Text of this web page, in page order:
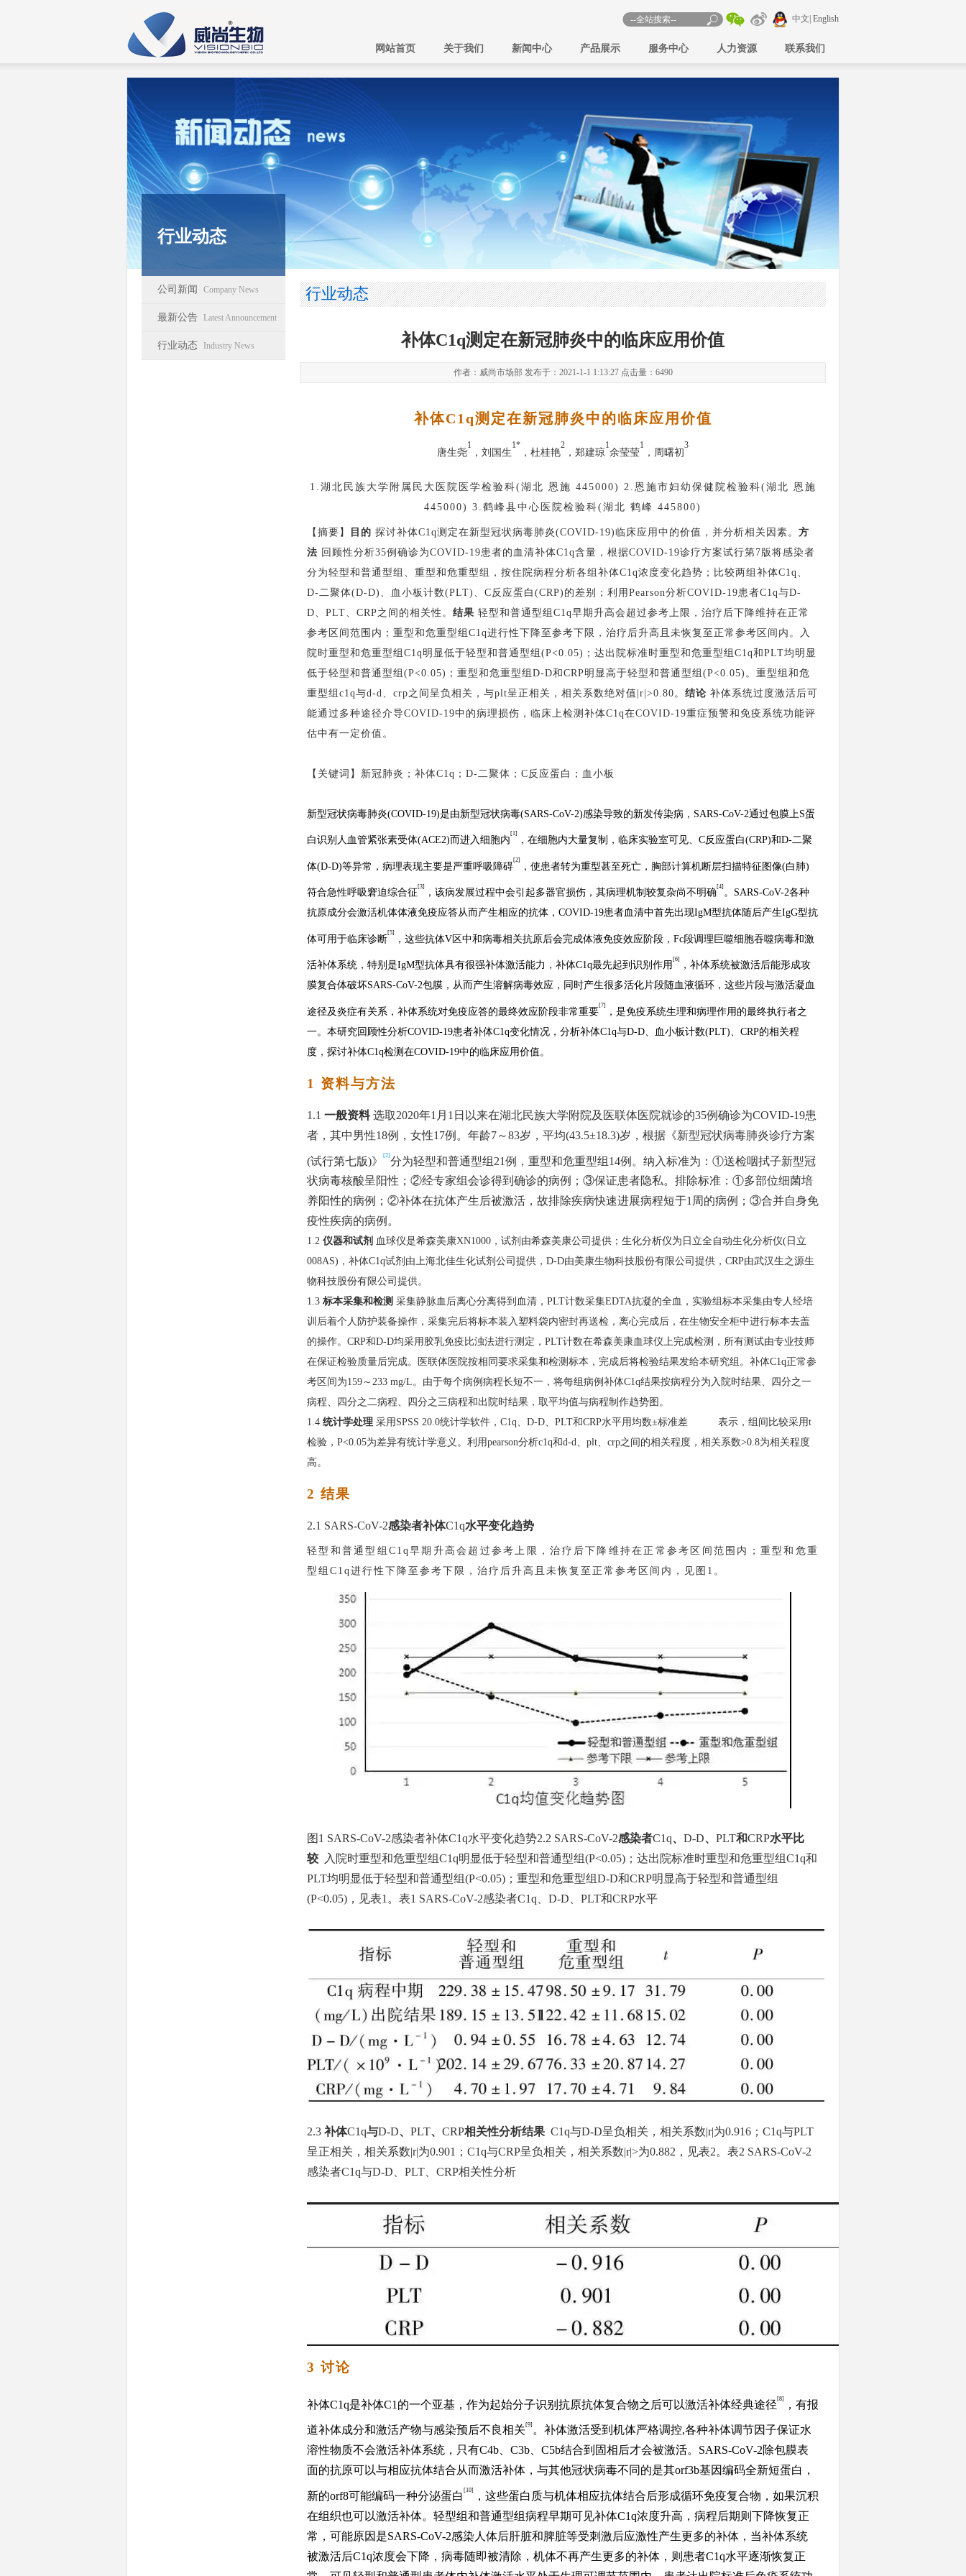
中文 | English
网站首页 关于我们 新闻中心 产品展示 服务中心 人力资源 联系我们
行业动态
公司新闻 Company News
最新公告 Latest Announcement
行业动态 Industry News
行业动态
补体C1q测定在新冠肺炎中的临床应用价值
作者：威尚市场部 发布于：2021-1-1 1:13:27 点击量： 6490
补体C1q测定在新冠肺炎中的临床应用价值
唐生尧
1
，刘国生
1*
，杜桂艳
2
，郑建琼
1
余莹莹
1
，周曙初
3
1.湖北民族大学附属民大医院医学检验科(湖北 恩施 445000) 2.恩施市妇幼保健院检验科(湖北 恩施
445000) 3.鹤峰县中心医院检验科(湖北 鹤峰 445800)
【摘要】 目的 探讨补体C1q测定在新型冠状病毒肺炎(COVID-19)临床应用中的价值，并分析相关因素。 方
法 回顾性分析35例确诊为COVID-19患者的血清补体C1q含量，根据COVID-19诊疗方案试行第7版将感染者
分为轻型和普通型组、重型和危重型组，按住院病程分析各组补体C1q浓度变化趋势；比较两组补体C1q、
D-二聚体(D-D)、血小板计数(PLT)、C反应蛋白(CRP)的差别；利用Pearson分析COVID-19患者C1q与D-
D、PLT、CRP之间的相关性。 结果 轻型和普通型组C1q早期升高会超过参考上限，治疗后下降维持在正常
参考区间范围内；重型和危重型组C1q进行性下降至参考下限，治疗后升高且未恢复至正常参考区间内。入
院时重型和危重型组C1q明显低于轻型和普通型组(P<0.05)；达出院标准时重型和危重型组C1q和PLT均明显
低于轻型和普通型组(P<0.05)；重型和危重型组D-D和CRP明显高于轻型和普通型组(P<0.05)。重型组和危
重型组c1q与d-d、crp之间呈负相关，与plt呈正相关，相关系数绝对值|r|>0.80。 结论 补体系统过度激活后可
能通过多种途径介导COVID-19中的病理损伤，临床上检测补体C1q在COVID-19重症预警和免疫系统功能评
估中有一定价值。
【关键词】新冠肺炎；补体C1q；D-二聚体；C反应蛋白；血小板
新型冠状病毒肺炎(COVID-19)是由新型冠状病毒(SARS-CoV-2)感染导致的新发传染病，SARS-CoV-2通过包膜上S蛋
白识别人血管紧张素受体(ACE2)而进入细胞内
[1]
，在细胞内大量复制，临床实验室可见、 C反应蛋白(CRP)和D-二聚
体(D-D)等异常，病理表现主要是严重呼吸障碍
[2]
，使患者转为重型甚至死亡，胸部计算机断层扫描特征图像(白肺)
符合急性呼吸窘迫综合征
[3]
，该病发展过程中会引起多器官损伤，其病理机制较复杂尚不明确
[4]
。 SARS-CoV-2各种
抗原成分会激活机体体液免疫应答从而产生相应的抗体，COVID-19患者血清中首先出现IgM型抗体随后产生IgG型抗
体可用于临床诊断
[5]
，这些抗体V区中和病毒相关抗原后会完成体液免疫效应阶段，Fc段调理巨噬细胞吞噬病毒和激
活补体系统，特别是IgM型抗体具有很强补体激活能力，补体C1q最先起到识别作用
[6]
，补体系统被激活后能形成攻
膜复合体破坏SARS-CoV-2包膜，从而产生溶解病毒效应，同时产生很多活化片段随血液循环，这些片段与激活凝血
途径及炎症有关系，补体系统对免疫应答的最终效应阶段非常重要
[7]
，是免疫系统生理和病理作用的最终执行者之
一。本研究回顾性分析COVID-19患者补体C1q变化情况，分析补体C1q与D-D、血小板计数(PLT)、CRP的相关程
度，探讨补体C1q检测在COVID-19中的临床应用价值。
1 资料与方法
1.1 一般资料 选取2020年1月1日以来在湖北民族大学附院及医联体医院就诊的35例确诊为COVID-19患
者，其中男性18例，女性17例。年龄7～83岁，平均(43.5±18.3)岁，根据《新型冠状病毒肺炎诊疗方案
(试行第七版)》 [2]分为轻型和普通型组21例，重型和危重型组14例。纳入标准为：①送检咽拭子新型冠
状病毒核酸呈阳性；②经专家组会诊得到确诊的病例；③保证患者隐私。排除标准：①多部位细菌培
养阳性的病例；②补体在抗体产生后被激活，故排除疾病快速进展病程短于1周的病例；③合并自身免
疫性疾病的病例。
1.2 仪器和试剂 血球仪是希森美康XN1000，试剂由希森美康公司提供；生化分析仪为日立全自动生化分析仪(日立
008AS)，补体C1q试剂由上海北佳生化试剂公司提供，D-D由美康生物科技股份有限公司提供，CRP由武汉生之源生
物科技股份有限公司提供。
1.3 标本采集和检测 采集静脉血后离心分离得到血清，PLT计数采集EDTA抗凝的全血，实验组标本采集由专人经培
训后着个人防护装备操作，采集完后将标本装入塑料袋内密封再送检，离心完成后，在生物安全柜中进行标本去盖
的操作。CRP和D-D均采用胶乳免疫比浊法进行测定，PLT计数在希森美康血球仪上完成检测，所有测试由专业技师
在保证检验质量后完成。医联体医院按相同要求采集和检测标本，完成后将检验结果发给本研究组。补体C1q正常参
考区间为159～233 mg/L。由于每个病例病程长短不一，将每组病例补体C1q结果按病程分为入院时结果、四分之一
病程、四分之二病程、四分之三病程和出院时结果，取平均值与病程制作趋势图。
1.4 统计学处理 采用SPSS 20.0统计学软件，C1q、D-D、PLT和CRP水平用均数±标准差 表示，组间比较采用t
检验， P<0.05为差异有统计学意义。利用pearson分析c1q和d-d、plt、crp之间的相关程度，相关系数>0.8为相关程度
高。
2 结果
2.1 SARS-CoV-2感染者补体C1q水平变化趋势
轻型和普通型组 C1q早期升高会超过参考上限，治疗后下降维持在正常参考区间范围内；重型和危重
型组C1q进行性下降至参考下限，治疗后升高且未恢复至正常参考区间内，见图1。
图 1 SARS-CoV-2感染者补体C1q水平变化趋势2.2 SARS-CoV-2感染者C1q、 D-D、 PLT和CRP水平比
较
入院时重型和危重型组C1q明显低于轻型和普通型组(P<0.05)；达出院标准时重型和危重型组C1q和
PLT均明显低于轻型和普通型组(P<0.05)；重型和危重型组D-D和CRP明显高于轻型和普通型组
(P<0.05)，见表1。表1 SARS-CoV-2感染者C1q、D-D、PLT和CRP水平
2.3 补体C1q与D-D、 PLT、 CRP相关性分析结果 C1q与D-D呈负相关，相关系数|r|为0.916；C1q与PLT
呈正相关，相关系数|r|为0.901；C1q与CRP呈负相关，相关系数|r|>为0.882，见表2。表2 SARS-CoV-2
感染者C1q与D-D、PLT、CRP相关性分析
3 讨论
补体C1q是补体C1的一个亚基，作为起始分子识别抗原抗体复合物之后可以激活补体经典途径 [8] ，有报
道补体成分和激活产物与感染预后不良相关 [9] 。补体激活受到机体严格调控,各种补体调节因子保证水
溶性物质不会激活补体系统，只有C4b、C3b、C5b结合到固相后才会被激活。SARS-CoV-2除包膜表
面的抗原可以与相应抗体结合从而激活补体，与其他冠状病毒不同的是其orf3b基因编码全新短蛋白，
新的orf8可能编码一种分泌蛋白 [10]
，这些蛋白质与机体相应抗体结合后形成循环免疫复合物，如果沉积
在组织也可以激活补体。轻型组和普通型组病程早期可见补体C1q浓度升高，病程后期则下降恢复正
常，可能原因是SARS-CoV-2感染人体后肝脏和脾脏等受刺激后应激性产生更多的补体，当补体系统
被激活后C1q浓度会下降，病毒随即被清除，机体不再产生更多的补体，则患者C1q水平逐渐恢复正